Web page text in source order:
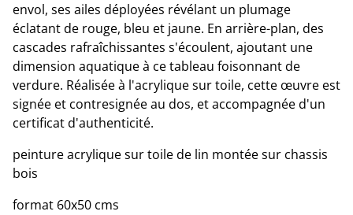
envol, ses ailes déployées révélant un plumage
éclatant de rouge, bleu et jaune. En arrière-plan, des
cascades rafraîchissantes s'écoulent, ajoutant une
dimension aquatique à ce tableau foisonnant de
verdure. Réalisée à l'acrylique sur toile, cette œuvre est
signée et contresignée au dos, et accompagnée d'un
certificat d'authenticité.
peinture acrylique sur toile de lin montée sur chassis
bois
format 60x50 cms